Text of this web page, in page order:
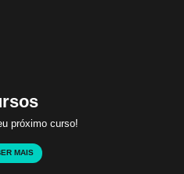
próximo curso!
MAIS